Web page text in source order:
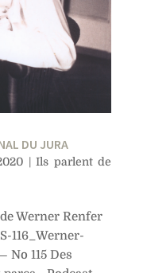
DU JURA
|Ils parlent de
Werner Renfer
116_Werner-
115 Des